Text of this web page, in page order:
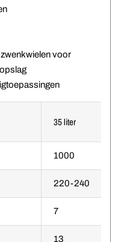
voor
35 liter
1000
220-240
7
13